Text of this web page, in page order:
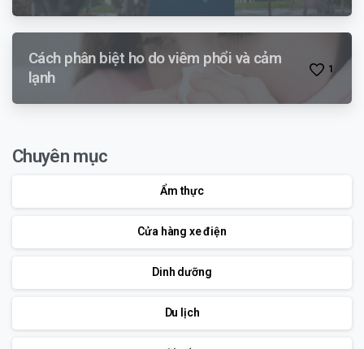
Cách phân biệt ho do viêm phổi và cảm
lạnh
1
Chuyên mục
Ẩm thực
Cửa hàng xe điện
Dinh dưỡng
Du lịch